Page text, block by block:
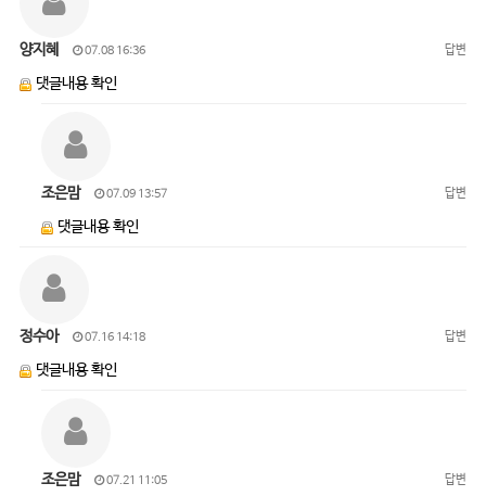
양지혜 07.08 16:36 답변
댓글내용 확인
조은맘 07.09 13:57 답변
댓글내용 확인
정수아 07.16 14:18 답변
댓글내용 확인
조은맘 07.21 11:05 답변